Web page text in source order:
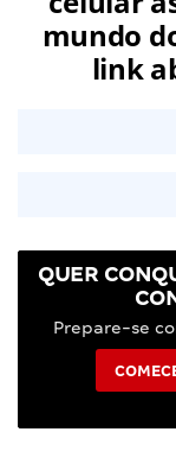
mundo
link
QUER
Prepare-se